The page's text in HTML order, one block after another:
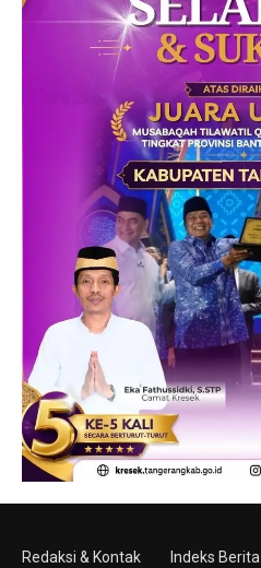
Redaksi & Kontak
Indeks Berita